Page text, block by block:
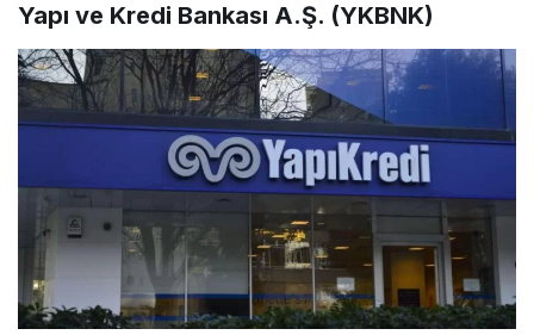
Yapı ve Kredi Bankası A.Ş. (YKBNK)